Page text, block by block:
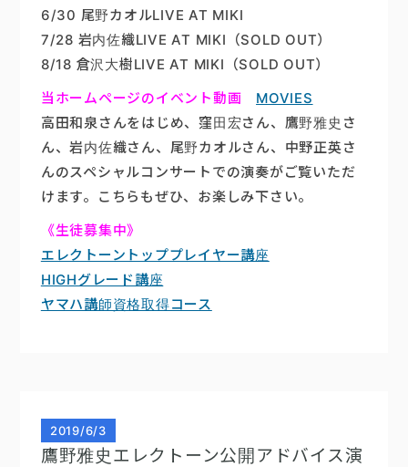
6/30 尾野カオルLIVE AT MIKI
7/28 岩内佐織LIVE AT MIKI（SOLD OUT）
8/18 倉沢大樹LIVE AT MIKI（SOLD OUT）
当ホームページのイベント動画
MOVIES
高田和泉さんをはじめ、窪田宏さん、鷹野雅史さ
ん、岩内佐織さん、尾野カオルさん、中野正英さ
んのスペシャルコンサートでの演奏がご覧いただ
けます。こちらもぜひ、お楽しみ下さい。
《生徒募集中》
エレクトーントッププレイヤー講座
HIGHグレード講座
ヤマハ講師資格取得コース
2019/6/3
鷹野雅史エレクトーン公開アドバイス演